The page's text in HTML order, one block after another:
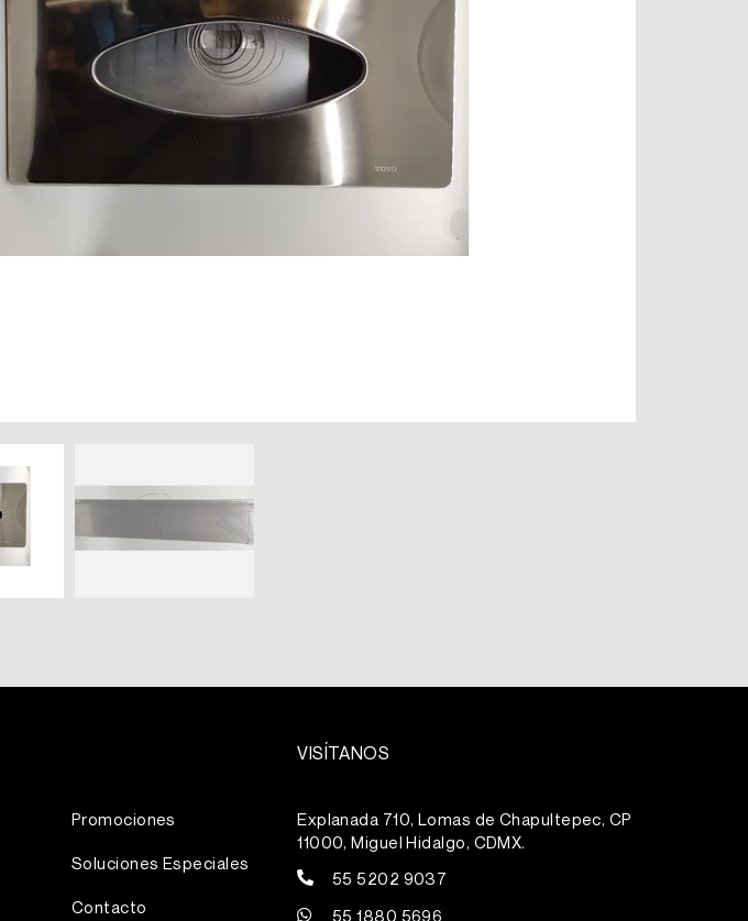
Promociones
Soluciones Especiales
Contacto
VISÍTANOS
Explanada 710, Lomas de Chapultepec, CP
11000, Miguel Hidalgo, CDMX.
55 5202 9037
55 1880 5696